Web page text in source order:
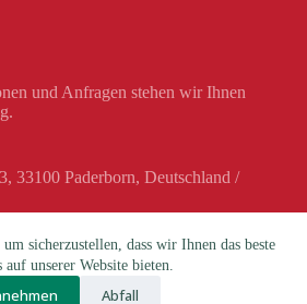
sicherzustellen, dass wir Ihnen das beste
auf unserer Website bieten.
Abfall
und Anfragen stehen wir Ihnen
33100 Paderborn, Deutschland /
180 84-0